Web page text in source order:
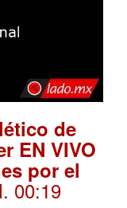
de
EN VIVO
por el
. 00:19